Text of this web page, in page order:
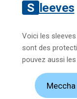
Sleeves
Voici les
sont des
pouvez aussi